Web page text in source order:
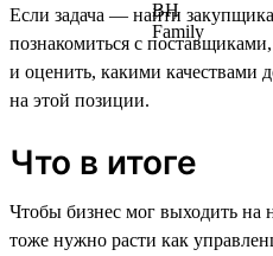
Если задача — найти
познакомиться с
и оценить, какими качествами
на этой позиции.
Что в итоге
Чтобы бизнес мог выходить на
тоже нужно расти как